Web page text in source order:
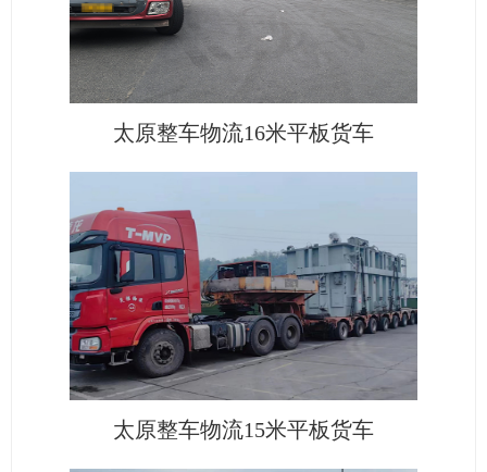
太原整车物流16米平板货车
太原整车物流15米平板货车